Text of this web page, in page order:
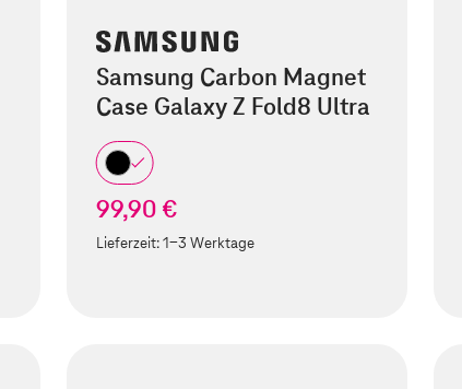
Samsung Carbon Magnet
Case Galaxy Z Fold8 Ultra
99,90 €
Lieferzeit:1-3 Werktage